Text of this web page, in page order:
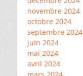
novembre 2024
octobre 2024
septembre 2024
juin 2024
mai 2024
avril 2024